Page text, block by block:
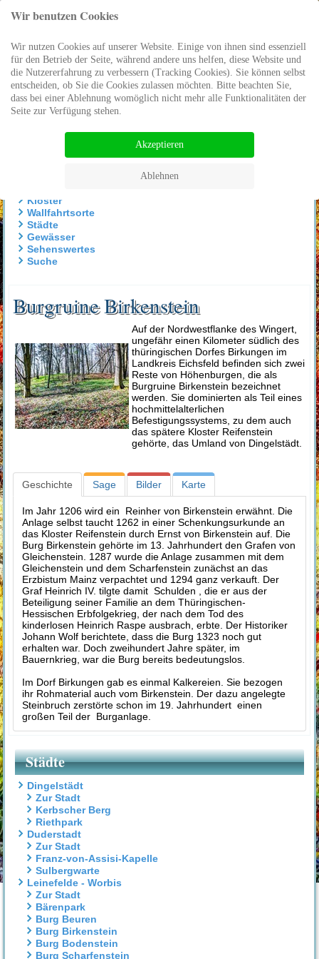
Eichsfeld
Klöster
Wallfahrtsorte
Städte
Gewässer
Sehenswertes
Suche
Burgruine Birkenstein
Auf der Nordwestflanke des Wingert,
ungefähr einen Kilometer südlich des
thüringischen Dorfes Birkungen im
Landkreis Eichsfeld befinden sich zwei
Reste von Höhenburgen, die als
Burgruine Birkenstein bezeichnet
werden. Sie dominierten als Teil eines
hochmittelalterlichen
Befestigungssystems, zu dem auch
das spätere Kloster Reifenstein
gehörte, das Umland von Dingelstädt.
Geschichte Sage Bilder Karte
Im Jahr 1206 wird ein Reinher von Birkenstein erwähnt. Die
Anlage selbst taucht 1262 in einer Schenkungsurkunde an
das Kloster Reifenstein durch Ernst von Birkenstein auf. Die
Burg Birkenstein gehörte im 13. Jahrhundert den Grafen von
Gleichenstein. 1287 wurde die Anlage zusammen mit dem
Gleichenstein und dem Scharfenstein zunächst an das
Erzbistum Mainz verpachtet und 1294 ganz verkauft. Der
Graf Heinrich IV. tilgte damit Schulden , die er aus der
Beteiligung seiner Familie an dem Thüringischen-
Hessischen Erbfolgekrieg, der nach dem Tod des
kinderlosen Heinrich Raspe ausbrach, erbte. Der Historiker
Johann Wolf berichtete, dass die Burg 1323 noch gut
erhalten war. Doch zweihundert Jahre später, im
Bauernkrieg, war die Burg bereits bedeutungslos.
Im Dorf Birkungen gab es einmal Kalkereien. Sie bezogen
ihr Rohmaterial auch vom Birkenstein. Der dazu angelegte
Steinbruch zerstörte schon im 19. Jahrhundert einen
großen Teil der Burganlage.
Städte
Dingelstädt
Zur Stadt
Kerbscher Berg
Riethpark
Duderstadt
Zur Stadt
Franz-von-Assisi-Kapelle
Sulbergwarte
Leinefelde - Worbis
Zur Stadt
Bärenpark
Burg Beuren
Burg Birkenstein
Burg Bodenstein
Burg Scharfenstein
Wir benutzen Cookies
Wir nutzen Cookies auf unserer Website. Einige von ihnen sind essenziell
für den Betrieb der Seite, während andere uns helfen, diese Website und
die Nutzererfahrung zu verbessern (Tracking Cookies). Sie können selbst
entscheiden, ob Sie die Cookies zulassen möchten. Bitte beachten Sie,
dass bei einer Ablehnung womöglich nicht mehr alle Funktionalitäten der
Seite zur Verfügung stehen.
Akzeptieren
Ablehnen